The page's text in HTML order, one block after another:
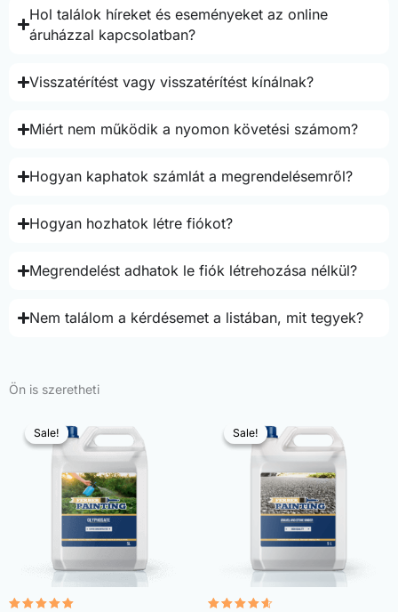
Hol találok híreket és eseményeket az online
áruházzal kapcsolatban?
Visszatérítést vagy visszatérítést kínálnak?
Miért nem működik a nyomon követési számom?
Hogyan kaphatok számlát a megrendelésemről?
Hogyan hozhatok létre fiókot?
Megrendelést adhatok le fiók létrehozása nélkül?
Nem találom a kérdésemet a listában, mit tegyek?
Ön is szeretheti
Sale!
Sale! Sale!
Sale!